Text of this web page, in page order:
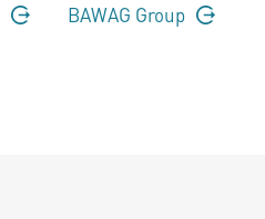
BAWAG Group